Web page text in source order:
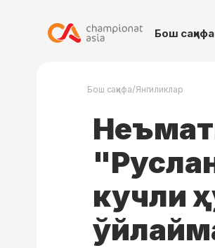
Бош саҳифа
Бош саҳифа/Янгиликлар
кучли